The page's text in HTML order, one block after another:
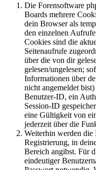
Die Forensoftware
Boards mehrere
dein Browser als
den einzelnen
Cookies sind die
Seitenaufrufe
über die von dir
gelesen/ungelesen;
Informationen über
nicht angemeldet
Benutzer-ID, ein
Session-ID
eine Gültigkeit von
jederzeit über die
Weiterhin werden die
Registrierung, in
Bereich angibst. Für
eindeutiger